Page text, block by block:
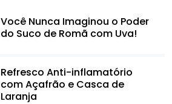
Você Nunca Imaginou o Poder
do Suco de Romã com Uva!
Refresco Anti-inflamatório
com Açafrão e Casca de
Laranja